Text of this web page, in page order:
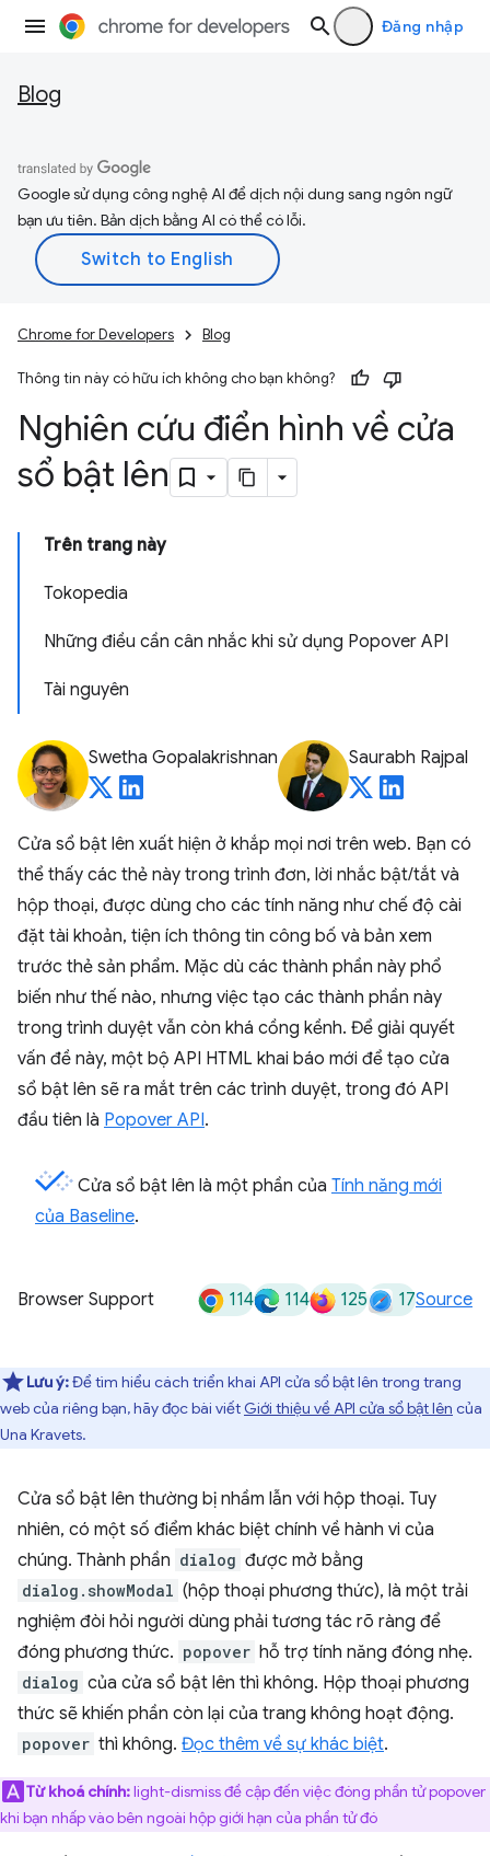
Đăng nhập
Blog
Google sử dụng công nghệ AI để dịch nội dung sang ngôn ngữ
bạn ưu tiên. Bản dịch bằng AI có thể có lỗi.
Chrome for Developers Blog
Thông tin này có hữu ích không cho bạn không?
Nghiên cứu điển hình về cửa
sổ bật lên
Trên trang này
Tokopedia
Những điều cần cân nhắc khi sử dụng Popover API
Tài nguyên
Swetha Gopalakrishnan Saurabh Rajpal
Cửa sổ bật lên xuất hiện ở khắp mọi nơi trên web. Bạn có
thể thấy các thẻ này trong trình đơn, lời nhắc bật/tắt và
hộp thoại, được dùng cho các tính năng như chế độ cài
đặt tài khoản, tiện ích thông tin công bố và bản xem
trước thẻ sản phẩm. Mặc dù các thành phần này phổ
biến như thế nào, nhưng việc tạo các thành phần này
trong trình duyệt vẫn còn khá cồng kềnh. Để giải quyết
vấn đề này, một bộ API HTML khai báo mới để tạo cửa
sổ bật lên sẽ ra mắt trên các trình duyệt, trong đó API
đầu tiên là Popover API.
Cửa sổ bật lên là một phần của Tính năng mới
của Baseline.
Browser Support 114 114 125 17Source
Lưu ý:Để tìm hiểu cách triển khai API cửa sổ bật lên trong trang
web của riêng bạn, hãy đọc bài viết Giới thiệu về API cửa sổ bật lên của
Una Kravets.
Cửa sổ bật lên thường bị nhầm lẫn với hộp thoại. Tuy
nhiên, có một số điểm khác biệt chính về hành vi của
chúng. Thành phần dialog được mở bằng
dialog.showModal (hộp thoại phương thức), là một trải
nghiệm đòi hỏi người dùng phải tương tác rõ ràng để
đóng phương thức. popover hỗ trợ tính năng đóng nhẹ.
dialog của cửa sổ bật lên thì không. Hộp thoại phương
thức sẽ khiến phần còn lại của trang không hoạt động.
popover thì không. Đọc thêm về sự khác biệt.
Từ khoá chính:light-dismiss đề cập đến việc đóng phần tử popover
khi bạn nhấp vào bên ngoài hộp giới hạn của phần tử đó